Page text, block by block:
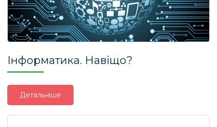
Інформатика. Навіщо?
Детальніше